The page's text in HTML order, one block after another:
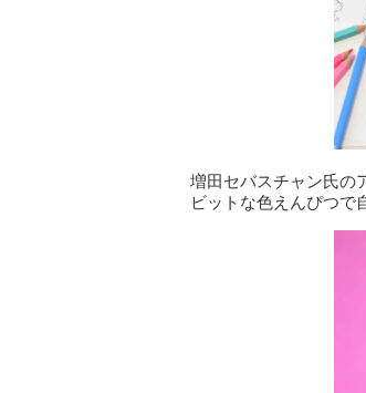
増田セバスチャン氏の
ビットな色えんぴつで